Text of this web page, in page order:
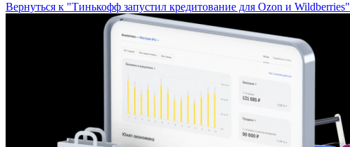
Вернуться к "Тинькофф запустил кредитование для Ozon и Wildberries"